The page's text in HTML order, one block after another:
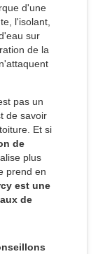
d'une
l'isolant,
sur
de la
pas un
de savoir
Et si
de
plus
prend en
est une
de